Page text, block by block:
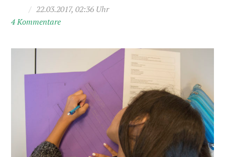
/ 22.03.2017, 02:36 Uhr
4 Kommentare